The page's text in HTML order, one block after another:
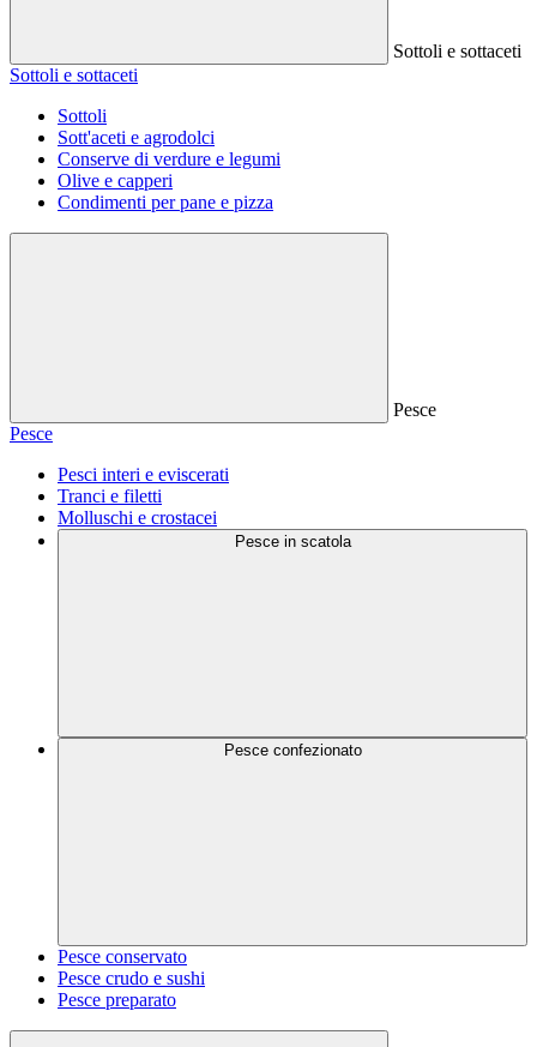
Sottoli e sottaceti
Sottoli e sottaceti
Sottoli
Sott'aceti e agrodolci
Conserve di verdure e legumi
Olive e capperi
Condimenti per pane e pizza
Pesce
Pesce
Pesci interi e eviscerati
Tranci e filetti
Molluschi e crostacei
Pesce in scatola
Pesce confezionato
Pesce conservato
Pesce crudo e sushi
Pesce preparato